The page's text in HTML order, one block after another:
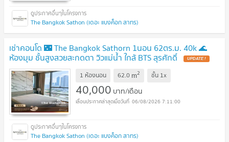
The Bangkok Sathon (เดอะ แบงค็อก สาทร)
เช่าคอนโด 🌃 The Bangkok Sathorn 1นอน 62ตร.ม. 40k 🌊
ห้องมุม ชั้นสูงสวยสะกดตา วิวแม่น้ำ ใกล้ BTS สุรศักดิ์
1 ห้องนอน 62.0 m2 ชั้น 1x
40,000 บาท/เดือน
06/08/2026 7:11:00
The Bangkok Sathon (เดอะ แบงค็อก สาทร)